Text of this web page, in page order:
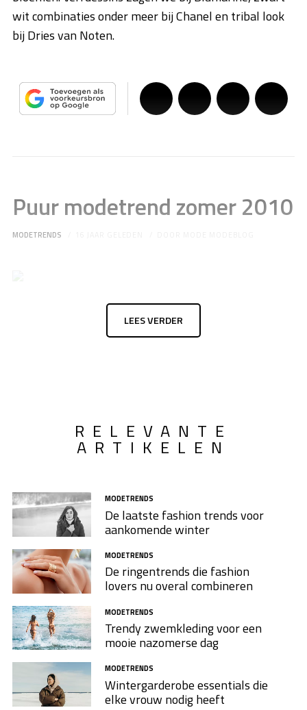
wit combinaties onder meer bij Chanel en tribal look
bij Dries van Noten.
Puur modetrend zomer 2010
MODETRENDS
LEES VERDER
RELEVANTE
ARTIKELEN
MODETRENDS
De laatste fashion trends voor
aankomende winter
MODETRENDS
De ringentrends die fashion
lovers nu overal combineren
MODETRENDS
Trendy zwemkleding voor een
mooie nazomerse dag
MODETRENDS
Wintergarderobe essentials die
elke vrouw nodig heeft